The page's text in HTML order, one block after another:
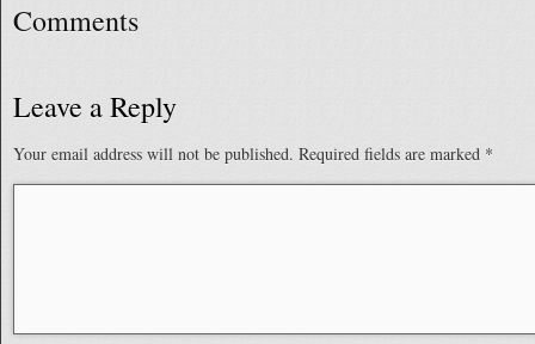
Comments
Leave a Reply
Your email address will not be published. Required fields are marked *